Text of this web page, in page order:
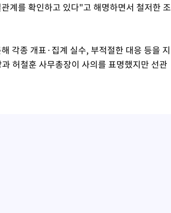
계를 확인하고 있다"고 해명하면서 철저한 조
각종 개표·집계 실수, 부적절한 대응 등을 지
허철훈 사무총장이 사의를 표명했지만 선관